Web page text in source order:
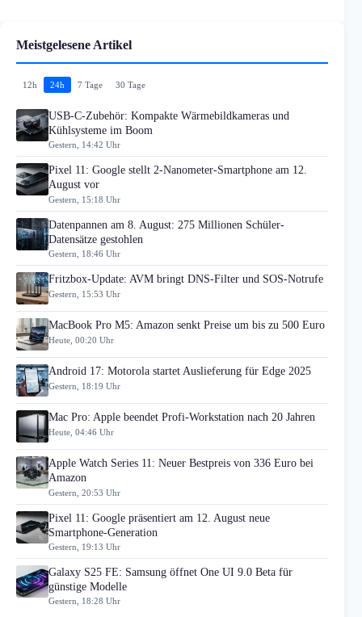
Meistgelesene Artikel
12h 24h 7 Tage 30 Tage
USB-C-Zubehör: Kompakte Wärmebildkameras und
Kühlsysteme im Boom
Gestern, 14:42 Uhr
Pixel 11: Google stellt 2-Nanometer-Smartphone am 12.
August vor
Gestern, 15:18 Uhr
Datenpannen am 8. August: 275 Millionen Schüler-
Datensätze gestohlen
Gestern, 18:46 Uhr
Fritzbox-Update: AVM bringt DNS-Filter und SOS-Notrufe
Gestern, 15:53 Uhr
MacBook Pro M5: Amazon senkt Preise um bis zu 500 Euro
Heute, 00:20 Uhr
Android 17: Motorola startet Auslieferung für Edge 2025
Gestern, 18:19 Uhr
Mac Pro: Apple beendet Profi-Workstation nach 20 Jahren
Heute, 04:46 Uhr
Apple Watch Series 11: Neuer Bestpreis von 336 Euro bei
Amazon
Gestern, 20:53 Uhr
Pixel 11: Google präsentiert am 12. August neue
Smartphone-Generation
Gestern, 19:13 Uhr
Galaxy S25 FE: Samsung öffnet One UI 9.0 Beta für
günstige Modelle
Gestern, 18:28 Uhr